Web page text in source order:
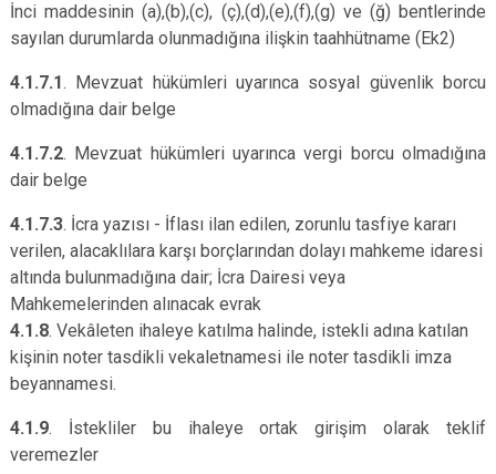
İnci maddesinin (a),(b),(c), (ç),(d),(e),(f),(g) ve (ğ) bentlerinde
sayılan durumlarda olunmadığına ilişkin taahhütname (Ek2)
4.1.7.1. Mevzuat hükümleri uyarınca sosyal güvenlik borcu
olmadığına dair belge
4.1.7.2. Mevzuat hükümleri uyarınca vergi borcu olmadığına
dair belge
4.1.7.3. İcra yazısı - İflası ilan edilen, zorunlu tasfiye kararı
verilen, alacaklılara karşı borçlarından dolayı mahkeme idaresi
altında bulunmadığına dair; İcra Dairesi veya
Mahkemelerinden alınacak evrak
4.1.8. Vekâleten ihaleye katılma halinde, istekli adına katılan
kişinin noter tasdikli vekaletnamesi ile noter tasdikli imza
beyannamesi.
4.1.9. İstekliler bu ihaleye ortak girişim olarak teklif
veremezler